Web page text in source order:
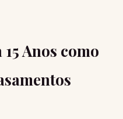
Anos como